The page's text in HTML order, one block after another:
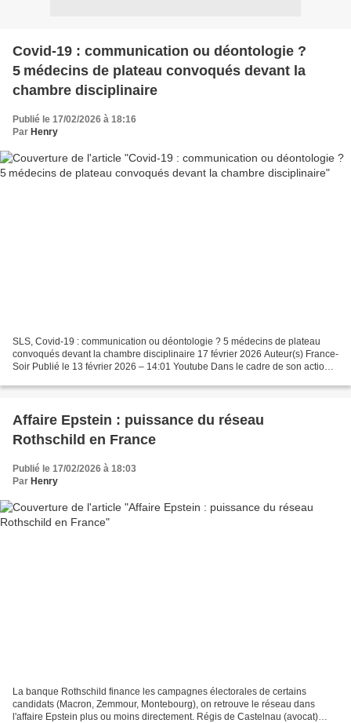
Covid-19 : communication ou déontologie ?
5 médecins de plateau convoqués devant la
chambre disciplinaire
Publié le 17/02/2026 à 18:16
Par Henry
SLS, Covid-19 : communication ou déontologie ? 5 médecins de plateau
convoqués devant la chambre disciplinaire 17 février 2026 Auteur(s) France-
Soir Publié le 13 février 2026 – 14:01 Youtube Dans le cadre de son action «
Affaire Epstein : puissance du réseau
Rothschild en France
Publié le 17/02/2026 à 18:03
Par Henry
La banque Rothschild finance les campagnes électorales de certains
candidats (Macron, Zemmour, Montebourg), on retrouve le réseau dans
l'affaire Epstein plus ou moins directement. Régis de Castelnau (avocat)